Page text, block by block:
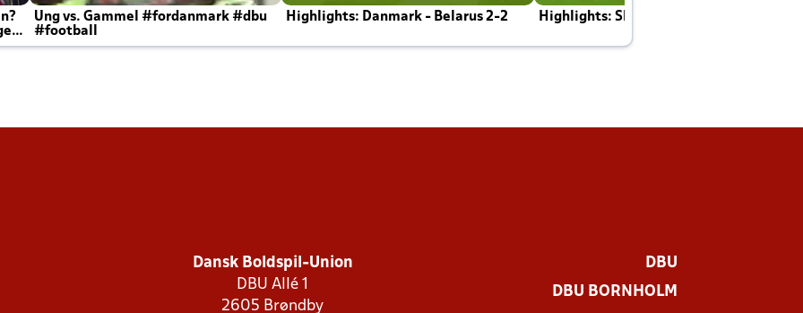
Ung vs. Gammel #fordanmark #dbu
#football
Highlights: Danmark - Belarus 2-2 Highlights: Skotland - Danmark 4-2
Dansk Boldspil-Union
DBU Allé 1
2605 Brøndby
DBU
DBU BORNHOLM